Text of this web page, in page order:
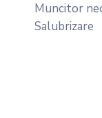
Muncitor
Salubrizare